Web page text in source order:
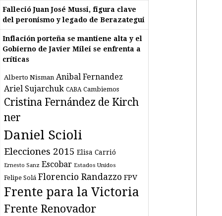
Falleció Juan José Mussi, figura clave
del peronismo y legado de Berazategui
Inflación porteña se mantiene alta y el
Gobierno de Javier Milei se enfrenta a
críticas
Alberto Nisman Anibal Fernandez
Ariel Sujarchuk CABA Cambiemos
Cristina Fernández de Kirch
ner
Daniel Scioli
Elecciones 2015 Elisa Carrió
Ernesto Sanz Escobar Estados Unidos
Felipe Solá Florencio Randazzo FPV
Frente para la Victoria
Frente Renovador